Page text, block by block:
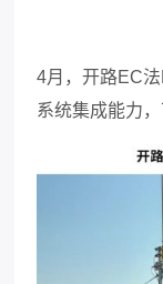
4月，开路EC法
系统集成能力